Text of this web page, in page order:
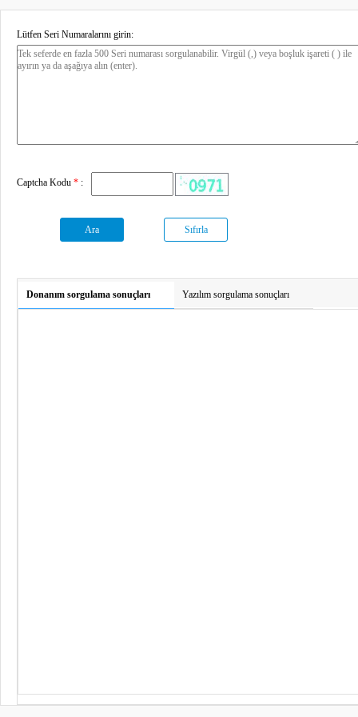
Lütfen Seri Numaralarını girin:
Captcha Kodu * :
Ara Sıfırla
Donanım sorgulama sonuçları Yazılım sorgulama sonuçları